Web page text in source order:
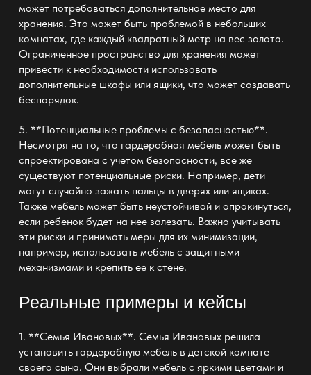
может потребоваться дополнительное место для
хранения. Это может быть проблемой в небольших
комнатах, где каждый квадратный метр на вес золота.
Ограниченное пространство для хранения может
привести к необходимости использовать
дополнительные шкафы или ящики, что может создавать
беспорядок.
5. **Потенциальные проблемы с безопасностью**.
Несмотря на то, что гардеробная мебель может быть
спроектирована с учетом безопасности, все же
существуют потенциальные риски. Например, дети
могут случайно зажать пальцы в дверях или ящиках.
Также мебель может быть неустойчивой и опрокинуться,
если ребенок будет на нее залезать. Важно учитывать
эти риски и принимать меры для их минимизации,
например, использовать мебель с защитными
механизмами и крепить ее к стене.
Реальные примеры и кейсы
1. **Семья Ивановых**. Семья Ивановых решила
установить гардеробную мебель в детской комнате
своего сына. Они выбрали мебель с яркими цветами и